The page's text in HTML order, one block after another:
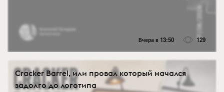
Вчера в 13:50 129
Cracker Barrel, или провал который начался
задолго до логотипа